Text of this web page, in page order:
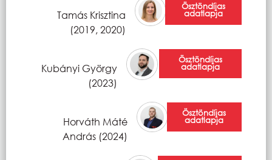
Tamás Krisztina
(2019, 2020)
Ösztöndíjas
adatlapja
Kubányi György
(2023)
Ösztöndíjas
adatlapja
Horváth Máté
András (2024)
Ösztöndíjas
adatlapja